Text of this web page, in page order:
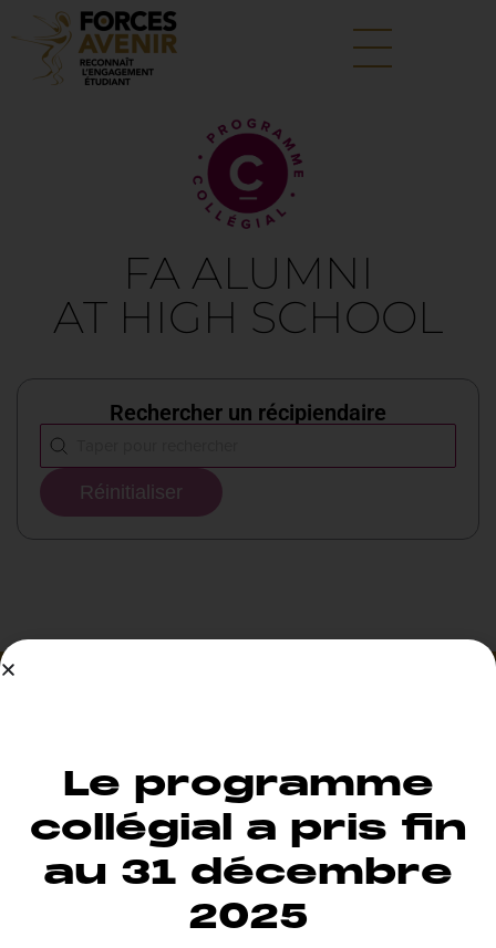
FA ALUMNI
AT HIGH SCHOOL
Rechercher un récipiendaire
Rechercher
Search content
Réinitialiser
Adresse
Bureau 101
Le programme
collégial a pris fin
au 31 décembre
2025